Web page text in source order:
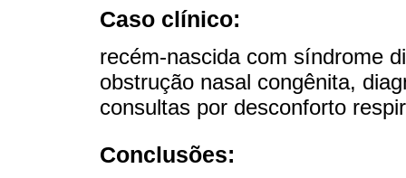
Caso clínico:
recém-nascida com síndrome
obstrução nasal congênita,
consultas por desconforto
Conclusões: